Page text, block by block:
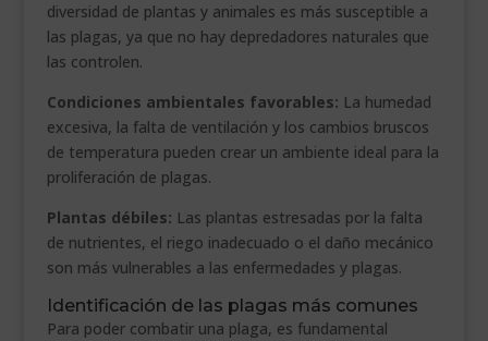
diversidad de plantas y animales es más susceptible a
las plagas, ya que no hay depredadores naturales que
las controlen.
Condiciones ambientales favorables: La humedad
excesiva, la falta de ventilación y los cambios bruscos
de temperatura pueden crear un ambiente ideal para la
proliferación de plagas.
Plantas débiles: Las plantas estresadas por la falta
de nutrientes, el riego inadecuado o el daño mecánico
son más vulnerables a las enfermedades y plagas.
Identificación de las plagas más comunes
Para poder combatir una plaga, es fundamental